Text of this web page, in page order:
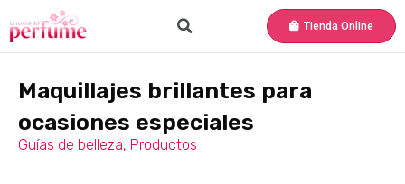
Tienda Online
Maquillajes brillantes para
ocasiones especiales
Guías de belleza, Productos